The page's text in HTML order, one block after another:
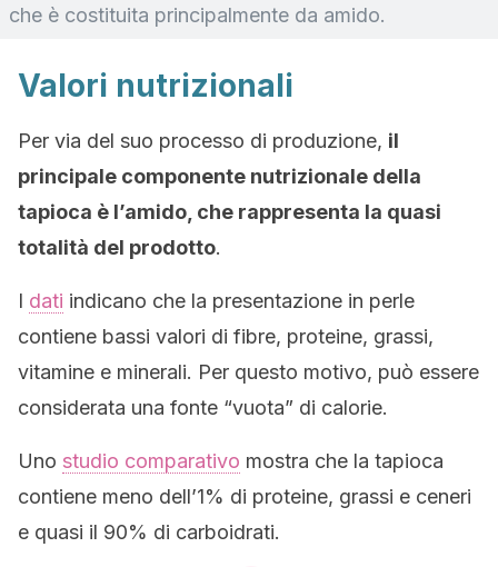
che è costituita principalmente da amido.
Valori nutrizionali
Per via del suo processo di produzione, il
principale componente nutrizionale della
tapioca è l’amido, che rappresenta la quasi
totalità del prodotto.
I dati indicano che la presentazione in perle
contiene bassi valori di fibre, proteine, grassi,
vitamine e minerali. Per questo motivo, può essere
considerata una fonte “vuota” di calorie.
Uno studio comparativo mostra che la tapioca
contiene meno dell’1% di proteine, grassi e ceneri
e quasi il 90% di carboidrati.